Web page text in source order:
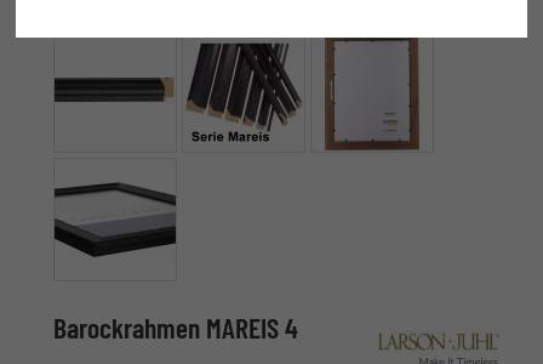
Barockrahmen MAREIS 4